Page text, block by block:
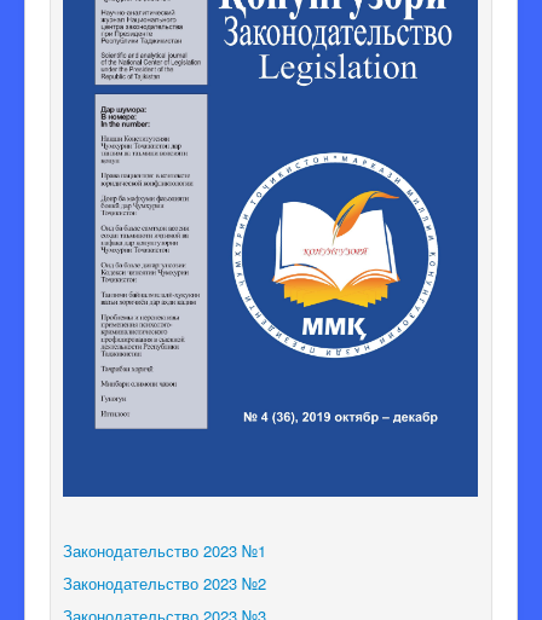
Законодательство 2023 №1
Законодательство 2023 №2
Законодательство 2023 №3